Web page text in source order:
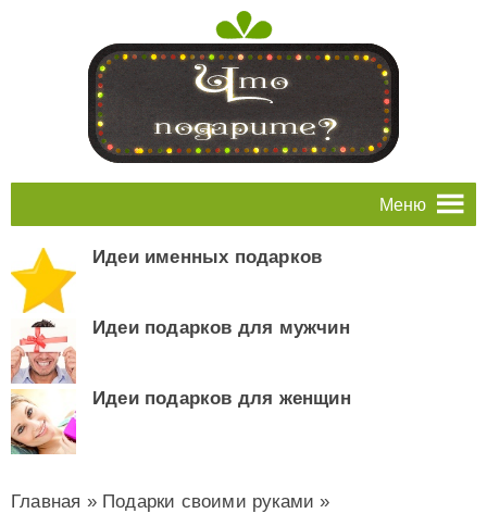
Меню
Идеи именных подарков
Идеи подарков для мужчин
Идеи подарков для женщин
Главная » Подарки своими руками »